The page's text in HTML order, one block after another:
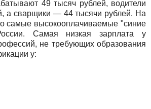
49 тысяч рублей, водители
а сварщики — 44 тысячи рублей. На
самые высокооплачиваемые "синие
Самая низкая зарплата у
не требующих образования
у: